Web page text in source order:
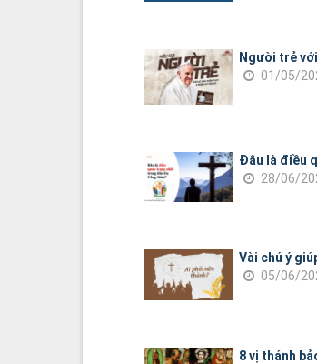
Người trẻ
01/05/
Đâu là điều
28/06/
Vài chú ý
05/06/
8 vị thánh